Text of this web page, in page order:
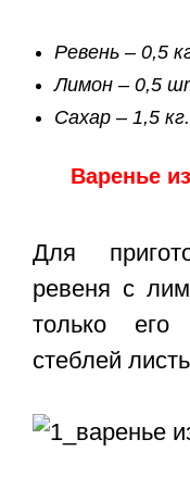
Ревень – 0,5
Лимон – 0,5
Сахар – 1,5 кг.
Варенье
Для
ревеня с
только
стеблей